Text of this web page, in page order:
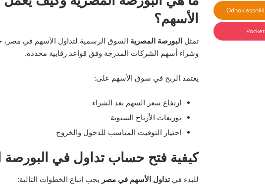
الأسهم؟
تمثل البورصة المصرية السوق الرسمية لتداول الأسهم في مصر،
وشراء أسهم الشركات المدرجة وفق قواعد رقابية محددة.
يعتمد الربح في سوق الأسهم على:
ارتفاع سعر السهم بعد الشراء
توزيعات الأرباح السنوية
اختيار التوقيت المناسب للدخول والخروج
كيفية فتح حساب تداول في البورصة
للبدء فيتداول الأسهم في مصر يجب اتباع الخطوات التالية:
Odnoklassniki
‫Pocket